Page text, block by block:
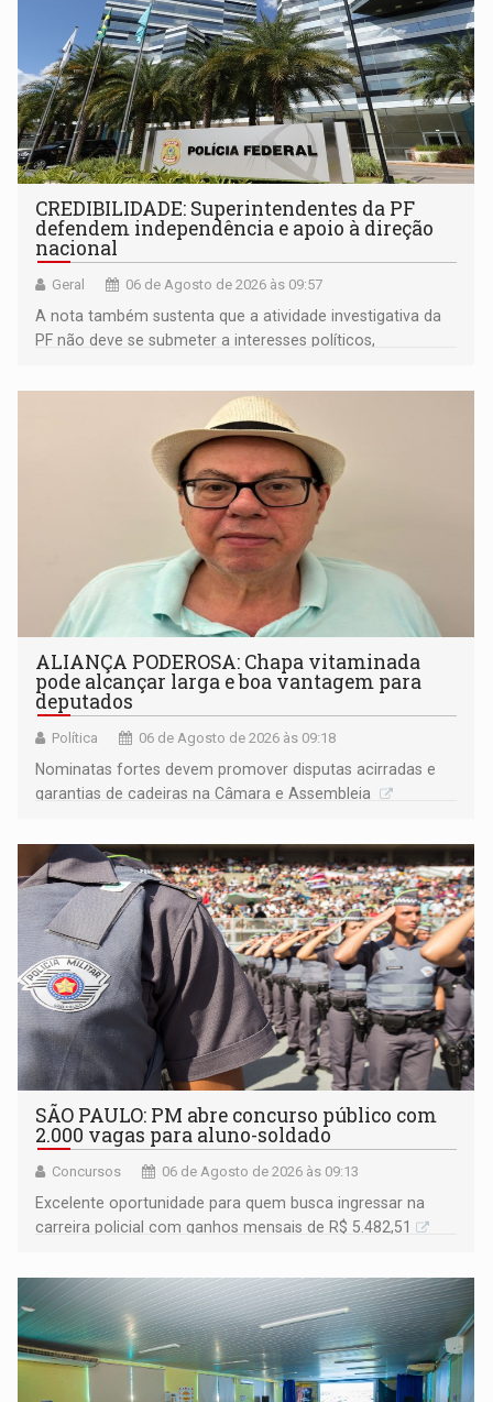
CREDIBILIDADE: Superintendentes da PF
defendem independência e apoio à direção
nacional
Geral 06 de Agosto de 2026 às 09:57
A nota também sustenta que a atividade investigativa da
PF não deve se submeter a interesses políticos,
ALIANÇA PODEROSA: Chapa vitaminada
pode alcançar larga e boa vantagem para
deputados
Política 06 de Agosto de 2026 às 09:18
Nominatas fortes devem promover disputas acirradas e
garantias de cadeiras na Câmara e Assembleia
SÃO PAULO: PM abre concurso público com
2.000 vagas para aluno-soldado
Concursos 06 de Agosto de 2026 às 09:13
Excelente oportunidade para quem busca ingressar na
carreira policial com ganhos mensais de R$ 5.482,51